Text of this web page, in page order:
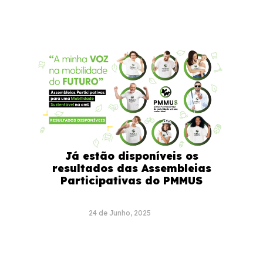
Já estão disponíveis os
resultados das Assembleias
Participativas do PMMUS
24 de Junho, 2025